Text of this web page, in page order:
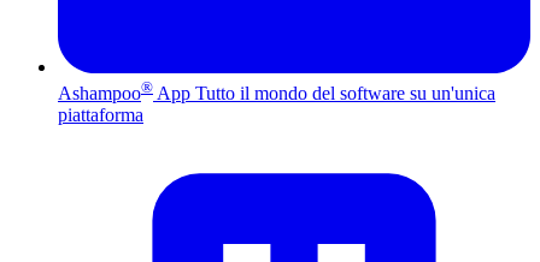
Ashampoo® App Tutto il mondo del software su un'unica
piattaforma